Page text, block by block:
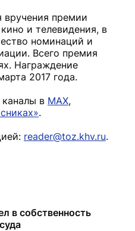
вручения премии
и телевидения, в
номинаций и
Всего премия
Награждение
2017 года.
в MAX,
.
reader@toz.khv.ru.
в собственность